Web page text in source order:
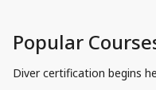
Popular
Diver certification begins